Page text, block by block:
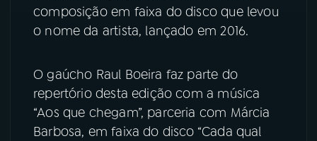
composição em faixa do disco que levou
o nome da artista, lançado em 2016.
O gaúcho Raul Boeira faz parte do
repertório desta edição com a música
“Aos que chegam”, parceria com Márcia
Barbosa, em faixa do disco “Cada qual